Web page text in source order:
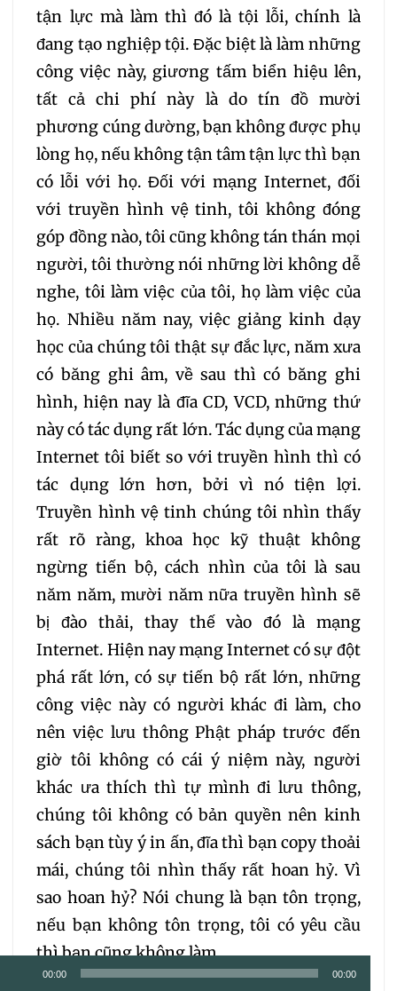
Trình00:00 00:00
tận lực mà làm thì đó là tội lỗi, chính là
đang tạo nghiệp tội. Đặc biệt là làm những
công việc này, giương tấm biển hiệu lên,
tất cả chi phí này là do tín đồ mười
phương cúng dường, bạn không được phụ
lòng họ, nếu không tận tâm tận lực thì bạn
có lỗi với họ. Đối với mạng Internet, đối
với truyền hình vệ tinh, tôi không đóng
góp đồng nào, tôi cũng không tán thán mọi
người, tôi thường nói những lời không dễ
nghe, tôi làm việc của tôi, họ làm việc của
họ. Nhiều năm nay, việc giảng kinh dạy
học của chúng tôi thật sự đắc lực, năm xưa
có băng ghi âm, về sau thì có băng ghi
hình, hiện nay là đĩa CD, VCD, những thứ
này có tác dụng rất lớn. Tác dụng của mạng
Internet tôi biết so với truyền hình thì có
tác dụng lớn hơn, bởi vì nó tiện lợi.
Truyền hình vệ tinh chúng tôi nhìn thấy
rất rõ ràng, khoa học kỹ thuật không
ngừng tiến bộ, cách nhìn của tôi là sau
năm năm, mười năm nữa truyền hình sẽ
bị đào thải, thay thế vào đó là mạng
Internet. Hiện nay mạng Internet có sự đột
phá rất lớn, có sự tiến bộ rất lớn, những
công việc này có người khác đi làm, cho
nên việc lưu thông Phật pháp trước đến
giờ tôi không có cái ý niệm này, người
khác ưa thích thì tự mình đi lưu thông,
chúng tôi không có bản quyền nên kinh
sách bạn tùy ý in ấn, đĩa thì bạn copy thoải
mái, chúng tôi nhìn thấy rất hoan hỷ. Vì
sao hoan hỷ? Nói chung là bạn tôn trọng,
nếu bạn không tôn trọng, tôi có yêu cầu
thì bạn cũng không làm.